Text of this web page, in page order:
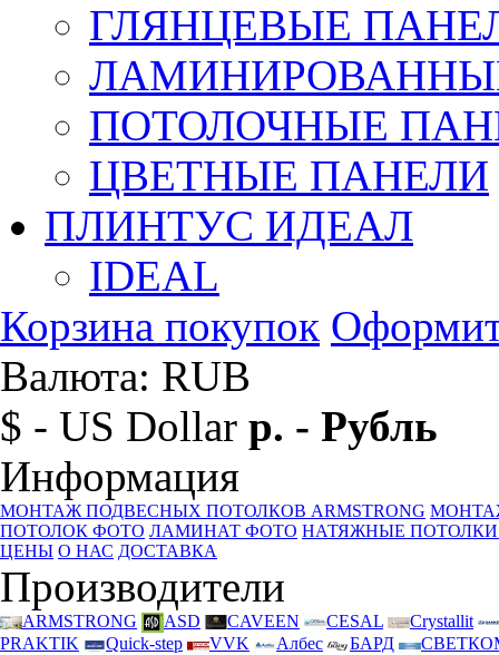
ГЛЯНЦЕВЫЕ
ПОТОЛОЧНЫЕ
ЦВЕТНЫЕ ПАНЕЛИ
ПЛИНТУС ИДЕАЛ
IDEAL
Корзина покупок
Валюта: RUB
$ - US Dollar р. - Рубль
Информация
МОНТАЖ ПОДВЕСНЫХ ПОТОЛКОВ ARMSTRONG
ПОТОЛОК ФОТО ЛАМИНАТ ФОТО НАТЯЖНЫЕ ПОТОЛКИ
ЦЕНЫ О НАС ДОСТАВКА
Производители
ARMSTRONG ASD CAVEEN CESAL
Crystallit
PRAKTIK
Quick-step VVK Албес БАРД